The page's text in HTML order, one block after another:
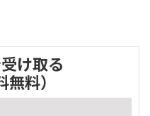
け取る
無料）